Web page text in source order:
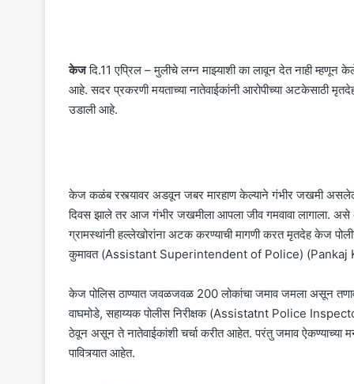
केजदि.11 एप्रिल – मुलीचे लग्न माझ्याशी का लावून देत नाही म्हणून
आहे. सदर प्रकरणी मयताच्या नातेवाईकांनी आरोपीच्या
उडाली आहे.
केज कळंब रस्त्यावर अडवून जबर मारहाण केल्याने गंभीर जखमी
दिवस झाले तर आज गंभीर जखमीला आपला जीव गमवावा लागाला. असे
ग्रामस्थांनी हल्लेखोरांना अटक करण्याची मागणी करत मृतदेह केज
कुमावत (Assistant Superintendent of Police) (Pankaj
केज पोलिस ठाण्यात जवळजवळ 200 लोकांचा जमाव जमला असून
वाघमोडे, सहाय्यक पोलीस निरीक्षक (Assistatnt Police
ठेवून असून ते नातेवाईकांशी चर्चा करीत आहेत. परंतु जमाव ऐकण्याच्या
पावित्र्यात आहेत.